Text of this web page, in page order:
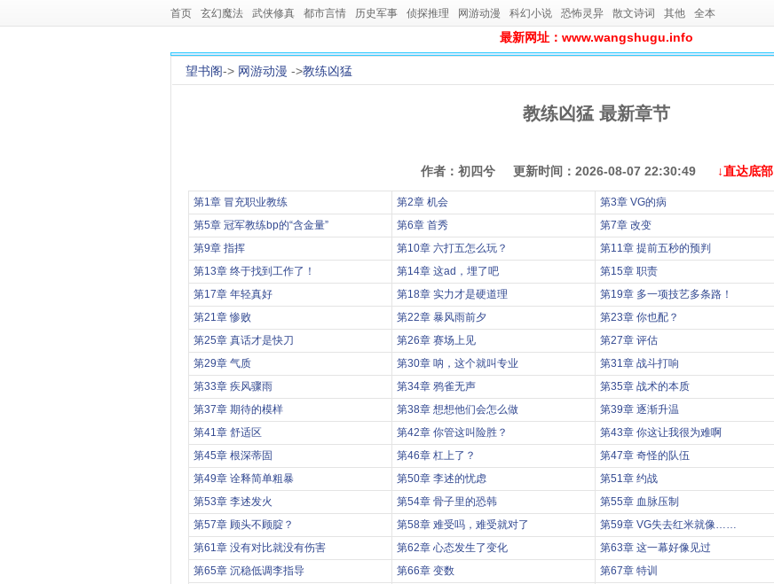
首页 玄幻魔法 武侠修真 都市言情 历史军事 侦探推理 网游动漫 科幻小说 恐怖灵异 散文诗词 其他 全本
最新网址：www.wangshugu.info
望书阁-> 网游动漫 ->教练凶猛
教练凶猛 最新章节
作者：初四兮 更新时间：2026-08-07 22:30:49 ↓直达底部
第1章 冒充职业教练 第2章 机会 第3章 VG的病
第5章 冠军教练bp的“含金量”
第6章 首秀 第7章 改变
第9章 指挥
第10章 六打五怎么玩？ 第11章 提前五秒的预判
第13章 终于找到工作了！
第14章 这ad，埋了吧 第15章 职责
第17章 年轻真好
第18章 实力才是硬道理 第19章 多一项技艺多条路！
第21章 惨败
第22章 暴风雨前夕 第23章 你也配？
第25章 真话才是快刀
第26章 赛场上见 第27章 评估
第29章 气质
第30章 呐，这个就叫专业 第31章 战斗打响
第33章 疾风骤雨
第34章 鸦雀无声 第35章 战术的本质
第37章 期待的模样
第38章 想想他们会怎么做 第39章 逐渐升温
第41章 舒适区
第42章 你管这叫险胜？ 第43章 你这让我很为难啊
第45章 根深蒂固
第46章 杠上了？ 第47章 奇怪的队伍
第49章 诠释简单粗暴
第50章 李述的忧虑 第51章 约战
第53章 李述发火
第54章 骨子里的恐韩 第55章 血脉压制
第57章 顾头不顾腚？
第58章 难受吗，难受就对了 第59章 VG失去红米就像……
第61章 没有对比就没有伤害
第62章 心态发生了变化 第63章 这一幕好像见过
第65章 沉稳低调李指导
第66章 变数 第67章 特训